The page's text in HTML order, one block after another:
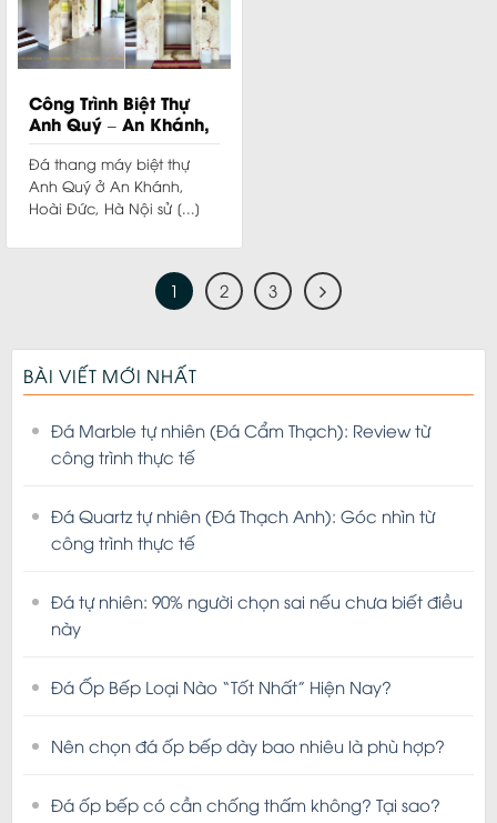
Công Trình Biệt Thự
Anh Quý – An Khánh,
Hoài Đức, Hà Nội
Đá thang máy biệt thự
Anh Quý ở An Khánh,
Hoài Đức, Hà Nội sử [...]
1 2 3
BÀI VIẾT MỚI NHẤT
Đá Marble tự nhiên (Đá Cẩm Thạch): Review từ
công trình thực tế
Đá Quartz tự nhiên (Đá Thạch Anh): Góc nhìn từ
công trình thực tế
Đá tự nhiên: 90% người chọn sai nếu chưa biết điều
này
Đá Ốp Bếp Loại Nào “Tốt Nhất” Hiện Nay?
Nên chọn đá ốp bếp dày bao nhiêu là phù hợp?
Đá ốp bếp có cần chống thấm không? Tại sao?